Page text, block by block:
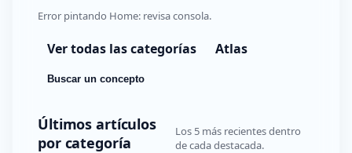
Error pintando Home: revisa consola.
Ver todas las categorías Atlas
Buscar un concepto
Últimos artículos
por categoría
Los 5 más recientes dentro
de cada destacada.